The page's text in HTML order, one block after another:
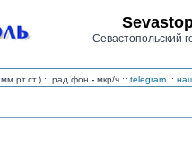
Севастопольский
мм.рт.ст.) :: рад.фон - мкр/ч :: telegram ::